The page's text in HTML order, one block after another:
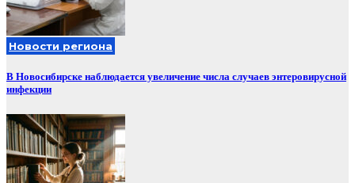
Новости региона
В Новосибирске наблюдается увеличение числа случаев энтеровирусной
инфекции